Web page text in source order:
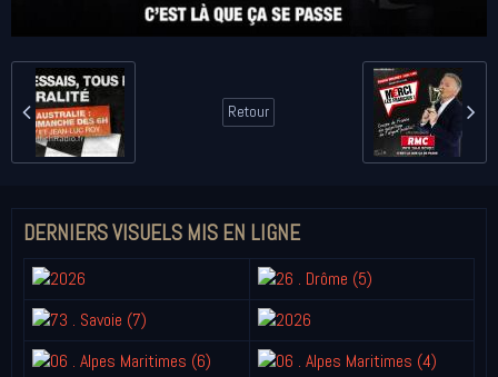
Retour
DERNIERS VISUELS MIS EN LIGNE